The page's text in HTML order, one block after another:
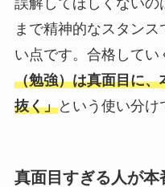
誤解してほしくないの
まで精神的なスタン
い点です。合格してい
（勉強）は真面目に
抜く」という使い分け
真面目すぎる人が